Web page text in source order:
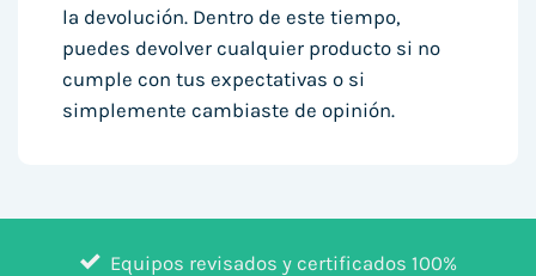
la devolución. Dentro de este tiempo,
puedes devolver cualquier producto si no
cumple con tus expectativas o si
simplemente cambiaste de opinión.
Equipos revisados y certificados 100%